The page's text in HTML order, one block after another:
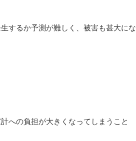
するか予測が難しく、被害も甚大にな
への負担が大きくなってしまうこと